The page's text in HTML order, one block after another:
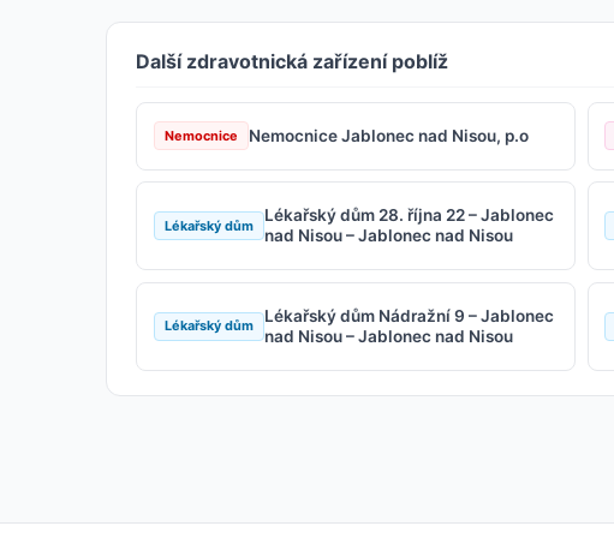
Další zdravotnická zařízení poblíž
Nemocnice Nemocnice Jablonec nad Nisou, p.o
Lékařský dům
Lékařský dům 28. října 22 – Jablonec
nad Nisou – Jablonec nad Nisou
Lékařský dům
Lékařský dům Nádražní 9 – Jablonec
nad Nisou – Jablonec nad Nisou